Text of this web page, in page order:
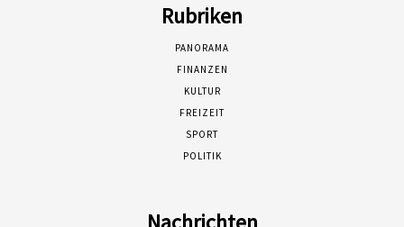
Rubriken
PANORAMA
FINANZEN
KULTUR
FREIZEIT
SPORT
POLITIK